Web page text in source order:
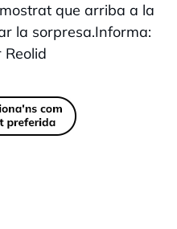
que arriba a la
la sorpresa.Informa:
Reolid